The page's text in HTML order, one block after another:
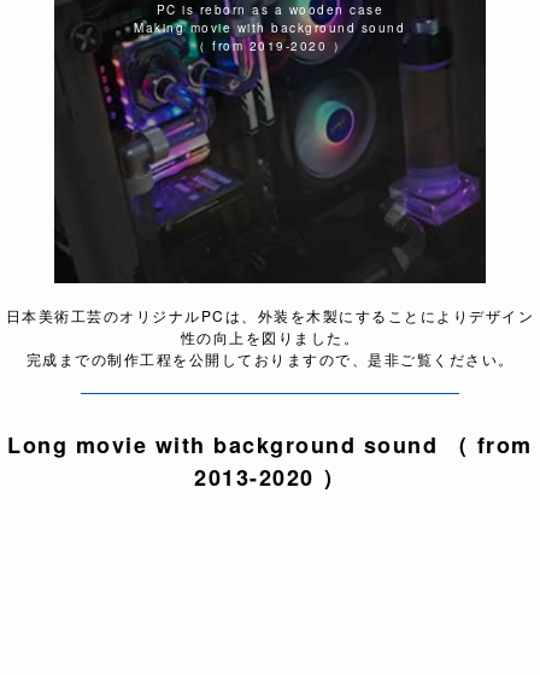
PC is reborn as a wooden case
Making movie with background sound
（ from 2019-2020 ）
日本美術工芸のオリジナルPCは、外装を木製にすることによりデザイン
性の向上を図りました。
完成までの制作工程を公開しておりますので、是非ご覧ください。
Long movie with background sound （ from
2013-2020 ）